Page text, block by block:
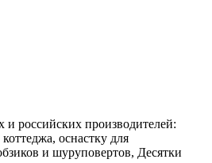
и российских производителей:
оснастку для
и шуруповертов, Десятки